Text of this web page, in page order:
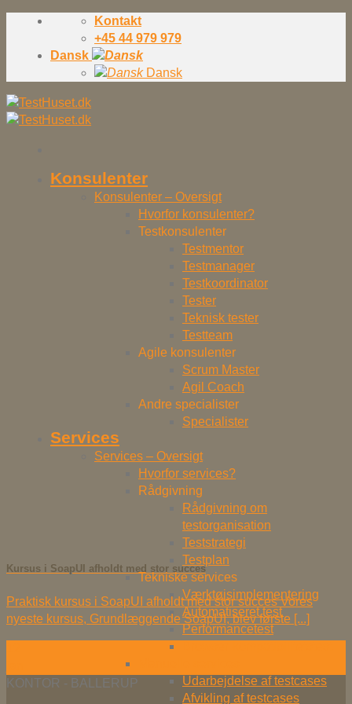
content
Kontakt
+45 44 979 979
Dansk
Dansk
Konsulenter
Konsulenter – Oversigt
Hvorfor konsulenter?
Testkonsulenter
Testmentor
Testmanager
Testkoordinator
Tester
Teknisk tester
Testteam
Agile konsulenter
Scrum Master
Agil Coach
Andre specialister
Specialister
Services
Services – Oversigt
Hvorfor services?
Rådgivning
Rådgivning om
testorganisation
Teststrategi
Testplan
Tekniske services
Værktøjsimplementering
Automatiseret test
Performancetest
Udarbejdelse af testcases
Afvikling af testcases
Kursus i SoapUI afholdt med stor succes
Praktisk kursus i SoapUI afholdt med stor succes Vores
nyeste kursus, Grundlæggende SoapUI, blev første [...]
KONTOR - BALLERUP